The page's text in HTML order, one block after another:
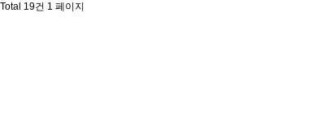
Total 19건 1 페이지